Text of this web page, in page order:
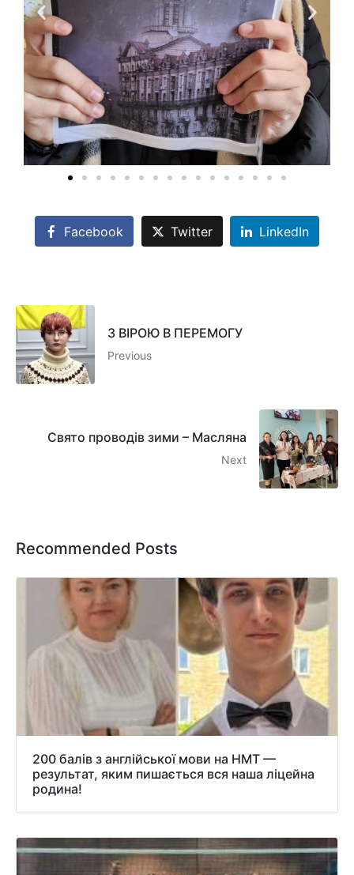
Facebook Twitter LinkedIn
З ВІРОЮ В ПЕРЕМОГУ
Previous
Свято проводів зими – Масляна
Next
Recommended Posts
200 балів з англійської мови на НМТ —
результат, яким пишається вся наша ліцейна
родина!